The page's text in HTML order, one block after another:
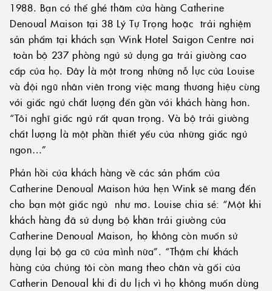
1988. Bạn có thể ghé thăm cửa hàng Catherine
Denoual Maison tại 38 Lý Tự Trọng hoặc trải nghiệm
sản phẩm tại khách sạn Wink Hotel Saigon Centre nơi
toàn bộ 237 phòng ngủ sử dụng ga trải giường cao
cấp của họ. Đây là một trong những nỗ lực của Louise
và đội ngũ nhân viên trong việc mang thương hiệu cùng
với giấc ngủ chất lượng đến gần với khách hàng hơn.
“Tôi nghĩ giấc ngủ rất quan trọng. Và bộ trải giường
chất lượng là một phần thiết yếu của những giấc ngủ
ngon…”
Phản hồi của khách hàng về các sản phẩm của
Catherine Denoual Maison hứa hẹn Wink sẽ mang đến
cho bạn một giấc ngủ như mơ. Louise chia sẻ: “Một khi
khách hàng đã sử dụng bộ khăn trải giường của
Catherine Denoual Maison, họ không còn muốn sử
dụng lại bộ ga cũ của mình nữa”. “Thậm chí khách
hàng của chúng tôi còn mang theo chăn và gối của
Catherin Denoual khi đi du lịch vì họ không muốn dùng